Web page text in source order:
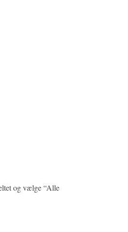
og vælge “Alle